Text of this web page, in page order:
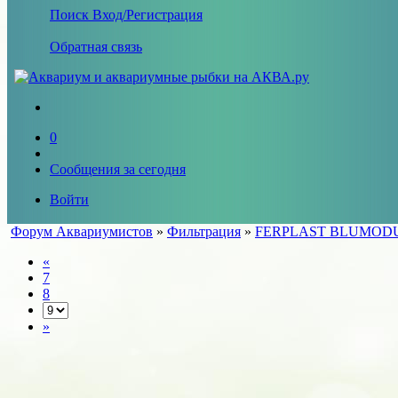
Поиск Вход/Регистрация
Обратная связь
0
Сообщения за сегодня
Войти
Форум Аквариумистов » Фильтрация » FERPLAST
«
7
8
»